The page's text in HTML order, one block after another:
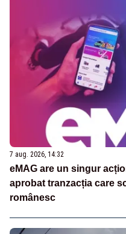
7 aug. 2026, 14:32
eMAG are un singur
aprobat tranzacția care
românesc